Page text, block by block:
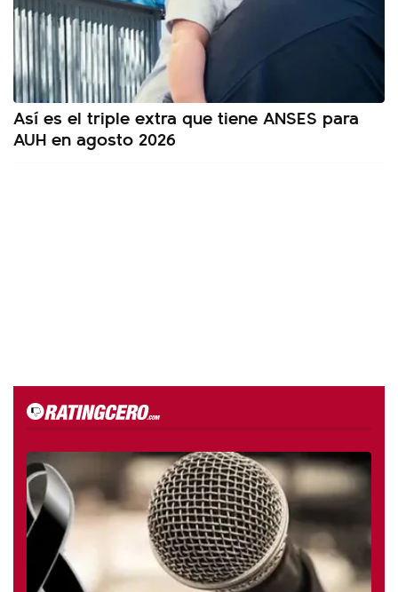
Así es el triple extra que tiene ANSES para
AUH en agosto 2026